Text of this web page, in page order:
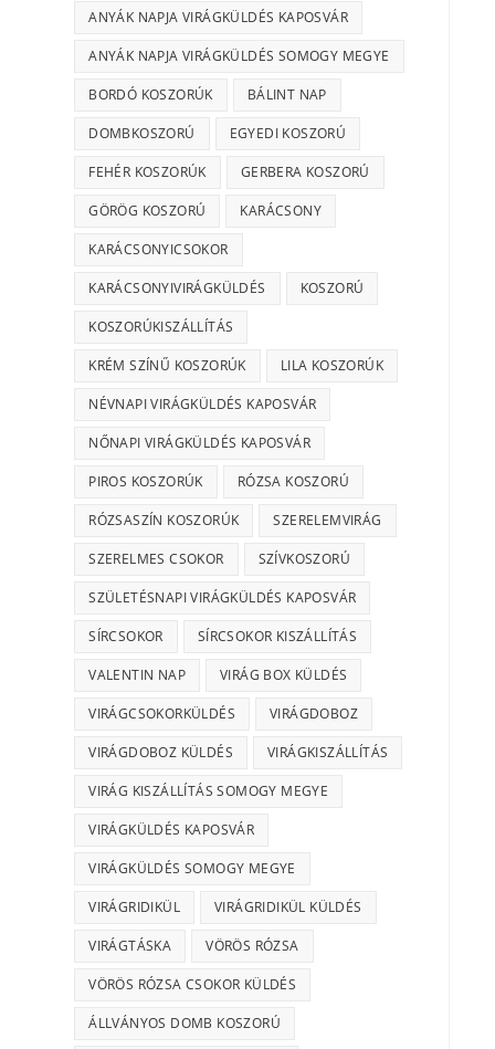
ANYÁK NAPJA VIRÁGKÜLDÉS KAPOSVÁR
ANYÁK NAPJA VIRÁGKÜLDÉS SOMOGY MEGYE
BORDÓ KOSZORÚK BÁLINT NAP
DOMBKOSZORÚ EGYEDI KOSZORÚ
FEHÉR KOSZORÚK GERBERA KOSZORÚ
GÖRÖG KOSZORÚ KARÁCSONY
KARÁCSONYICSOKOR
KARÁCSONYIVIRÁGKÜLDÉS KOSZORÚ
KOSZORÚKISZÁLLÍTÁS
KRÉM SZÍNŰ KOSZORÚK LILA KOSZORÚK
NÉVNAPI VIRÁGKÜLDÉS KAPOSVÁR
NŐNAPI VIRÁGKÜLDÉS KAPOSVÁR
PIROS KOSZORÚK RÓZSA KOSZORÚ
RÓZSASZÍN KOSZORÚK SZERELEMVIRÁG
SZERELMES CSOKOR SZÍVKOSZORÚ
SZÜLETÉSNAPI VIRÁGKÜLDÉS KAPOSVÁR
SÍRCSOKOR SÍRCSOKOR KISZÁLLÍTÁS
VALENTIN NAP VIRÁG BOX KÜLDÉS
VIRÁGCSOKORKÜLDÉS VIRÁGDOBOZ
VIRÁGDOBOZ KÜLDÉS VIRÁGKISZÁLLÍTÁS
VIRÁG KISZÁLLÍTÁS SOMOGY MEGYE
VIRÁGKÜLDÉS KAPOSVÁR
VIRÁGKÜLDÉS SOMOGY MEGYE
VIRÁGRIDIKÜL VIRÁGRIDIKÜL KÜLDÉS
VIRÁGTÁSKA VÖRÖS RÓZSA
VÖRÖS RÓZSA CSOKOR KÜLDÉS
ÁLLVÁNYOS DOMB KOSZORÚ